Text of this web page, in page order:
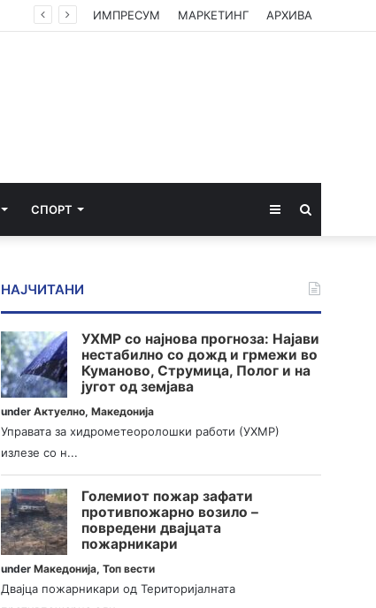
ИМПРЕСУМ МАРКЕТИНГ АРХИВА
СПОРТ Sidebar
НАЈЧИТАНИ
УХМР со најнова прогноза: Најави
нестабилно со дожд и грмежи во
Куманово, Струмица, Полог и на
југот од земјава
underАктуелно,Македонија
Управата за хидрометеоролошки работи (УХМР)
излезе со н...
Големиот пожар зафати
противпожарно возило –
повредени двајцата
пожарникари
underМакедонија,Топ вести
Двајца пожарникари од Територијалната